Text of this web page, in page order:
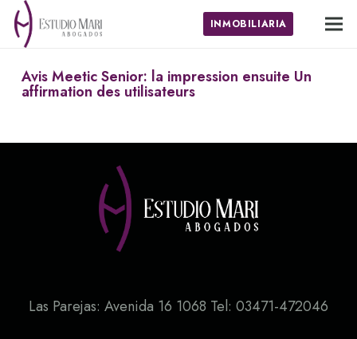
INMOBILIARIA
Avis Meetic Senior: la impression ensuite Un
affirmation des utilisateurs
Las Parejas: Avenida 16 1068 Tel: 03471-472046